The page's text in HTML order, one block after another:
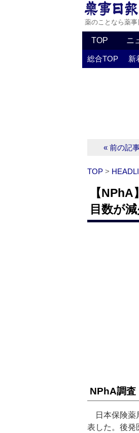
薬のことなら薬
TOP ニ
総合TOP 新
« 前の記
TOP >
【
目数が
NPhA調査
日本保険薬
表した。後発